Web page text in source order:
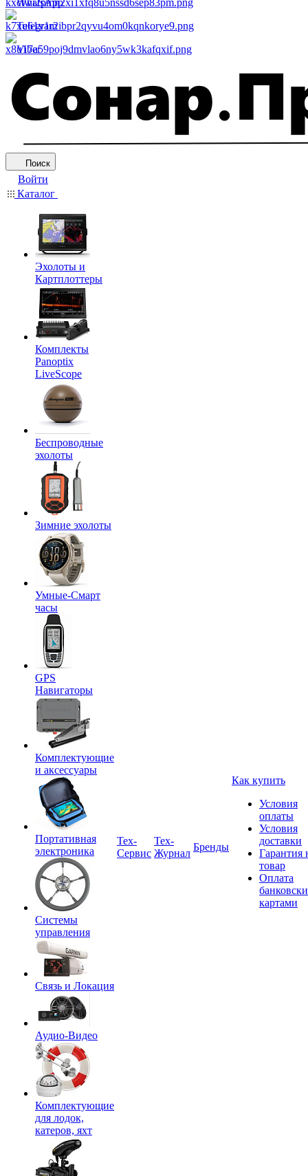
WhatsApp
Telegram
Viber
Поиск
Войти
Каталог
Эхолоты и
Картплоттеры
Комплекты
Panoptix
LiveScope
Беспроводные
эхолоты
Зимние эхолоты
Умные-Смарт
часы
GPS
Навигаторы
Комплектующие
и аксессуары
Портативная
электроника
Системы
управления
Связь и Локация
Аудио-Видео
Комплектующие
для лодок,
катеров, яхт
Tex-
Сервис
Тех-
Журнал
Бренды
Как купить
Условия
оплаты
Условия
доставки
Гарантия
товар
Оплата
картами